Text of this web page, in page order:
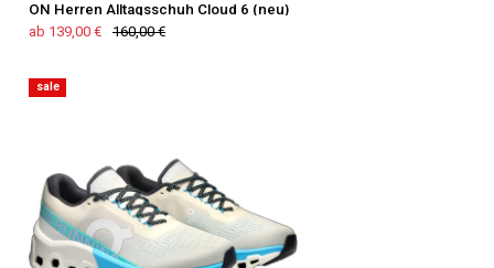
ON Herren Alltagsschuh Cloud 6 (neu)
ab 139,00 €
160,00 €
sale